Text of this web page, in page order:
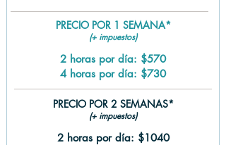
PRECIO POR 1 SEMANA*
(+ impuestos)
2 horas por día: $570
4 horas por día: $730
PRECIO POR 2 SEMANAS*
(+ impuestos)
2 horas por día: $1040